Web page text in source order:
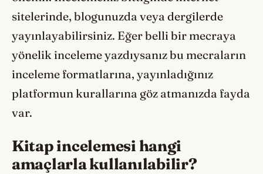
sitelerinde, blogunuzda veya dergilerde
yayınlayabilirsiniz. Eğer belli bir mecraya
yönelik inceleme yazdıysanız bu mecraların
inceleme formatlarına, yayınladığınız
platformun kurallarına göz atmanızda fayda
var.
Kitap incelemesi hangi
amaçlarla kullanılabilir?